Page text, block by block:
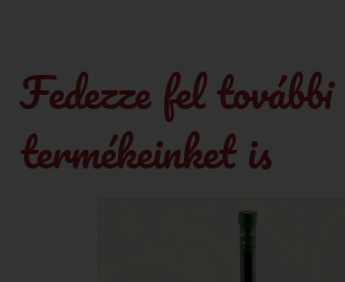
Fedezze fel további
termékeinket is